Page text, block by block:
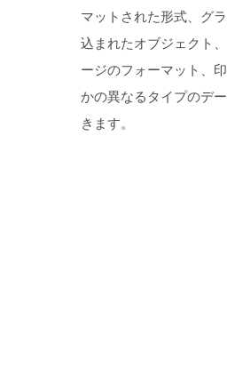
マットされた形式、グ
込まれたオブジェクト
ージのフォーマット、
かの異なるタイプのデ
きます。